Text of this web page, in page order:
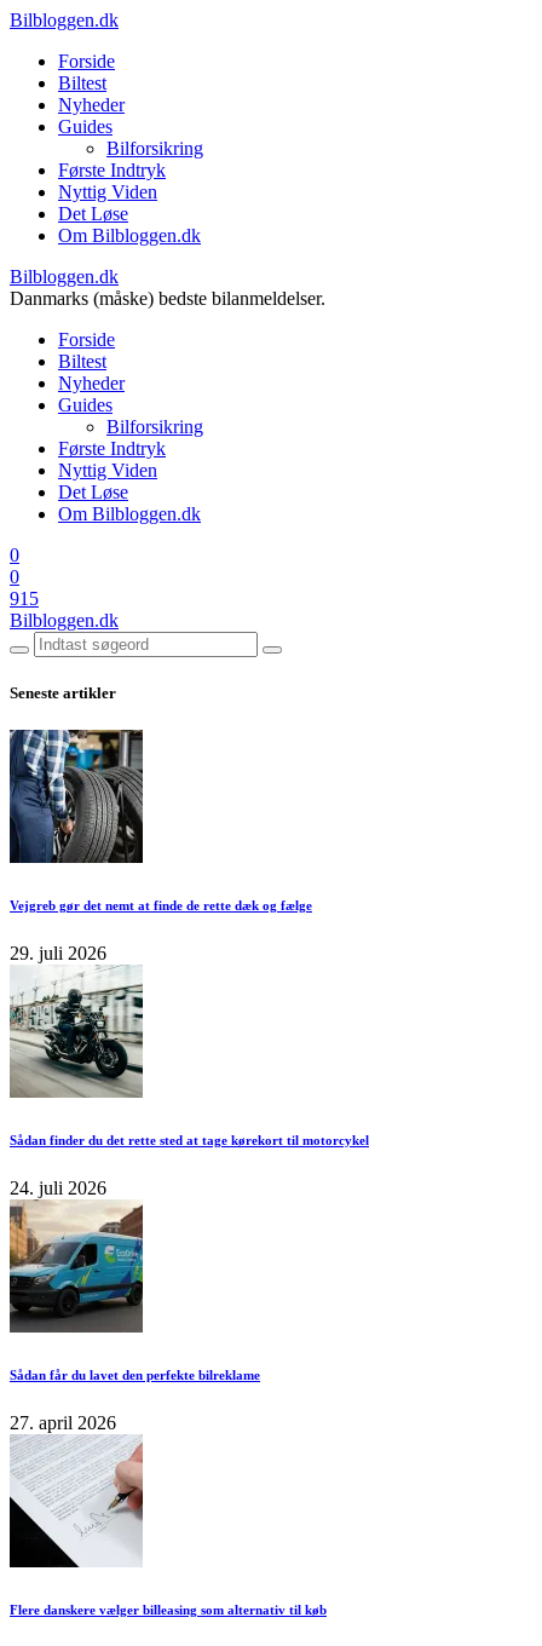
Bilbloggen.dk
Forside
Biltest
Nyheder
Guides
Bilforsikring
Første Indtryk
Nyttig Viden
Det Løse
Om Bilbloggen.dk
Bilbloggen.dk
Danmarks (måske) bedste bilanmeldelser.
Forside
Biltest
Nyheder
Guides
Bilforsikring
Første Indtryk
Nyttig Viden
Det Løse
Om Bilbloggen.dk
0
0
915
Bilbloggen.dk
Seneste artikler
Vejgreb gør det nemt at finde de rette dæk og fælge
29. juli 2026
Sådan finder du det rette sted at tage kørekort til motorcykel
24. juli 2026
Sådan får du lavet den perfekte bilreklame
27. april 2026
Flere danskere vælger billeasing som alternativ til køb